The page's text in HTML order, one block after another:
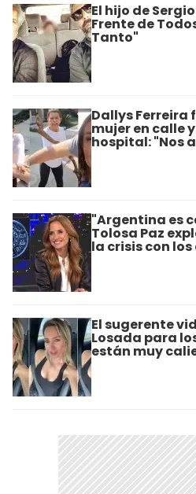
El hijo de
Frente de
Tanto"
Dallys Ferreira
mujer en calle
hospital: "Nos
"Argentina es
Tolosa Paz
la crisis con
El sugerente
Losada para
están muy